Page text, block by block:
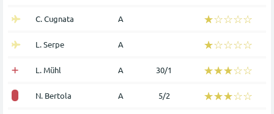
C. Cugnata Α ☆☆☆☆☆
★★★★★
L. Serpe Α ☆☆☆☆☆
★★★★★
L. Mühl Α 30/1 ☆☆☆☆☆
★★★★★
N. Bertola Α 5/2 ☆☆☆☆☆
★★★★★